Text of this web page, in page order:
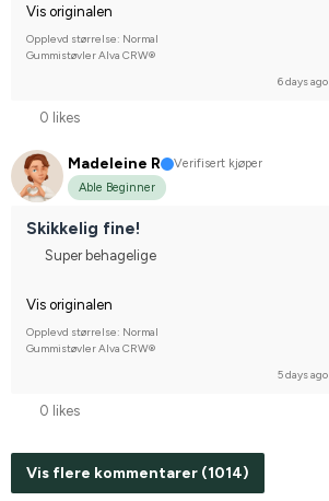
Vis originalen
Opplevd størrelse: Normal
Gummistøvler Alva CRW®
6 days ago
0 likes
Madeleine R
Verifisert kjøper
Able Beginner
Skikkelig fine!
Super behagelige
Vis originalen
Opplevd størrelse: Normal
Gummistøvler Alva CRW®
5 days ago
0 likes
Vis flere kommentarer (1014)